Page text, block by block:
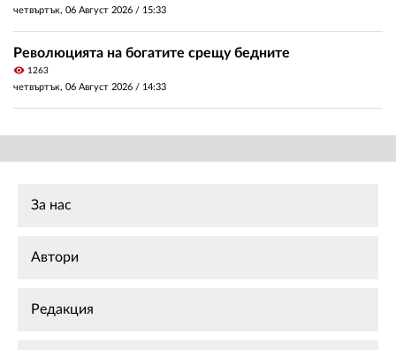
четвъртък, 06 Август 2026 / 15:33
Революцията на богатите срещу бедните
visibility 1263
четвъртък, 06 Август 2026 / 14:33
За нас
Автори
Редакция